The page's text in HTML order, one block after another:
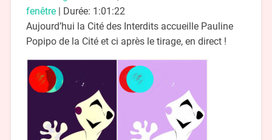
fenêtre| Durée: 1:01:22
Aujourd’hui la Cité des Interdits accueille Pauline
Popipo de la Cité et ci après le tirage, en direct !